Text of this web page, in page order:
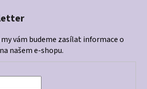
vám budeme zasílat informace o
našem e-shopu.